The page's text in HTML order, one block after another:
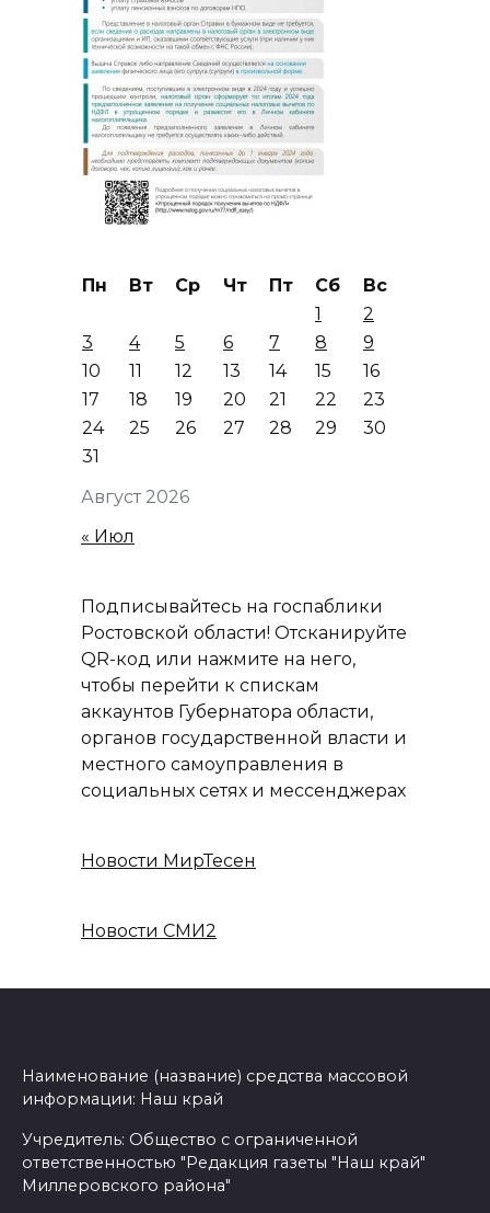
Август 2026
Пн Вт Ср Чт Пт Сб
Вс
1
2
3
4 5 6 7 8
9
10
11 12 13 14 15
16
17
18 19 20 21 22
23
24
25 26 27 28 29
30
31
« Июл
Подписывайтесь на госпаблики
Ростовской области! Отсканируйте
QR-код или нажмите на него,
чтобы перейти к спискам
аккаунтов Губернатора области,
органов государственной власти и
местного самоуправления в
социальных сетях и мессенджерах
Новости МирТесен
Новости СМИ2
Наименование (название) средства массовой
информации: Наш край
Учредитель: Общество с ограниченной
ответственностью "Редакция газеты "Наш край"
Миллеровского района"